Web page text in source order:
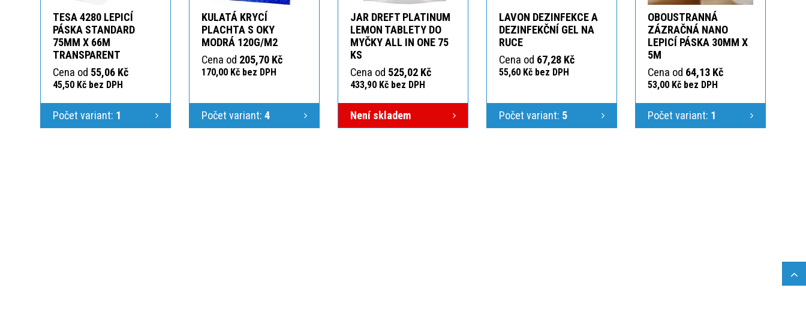
TESA 4280 LEPICÍ
PÁSKA STANDARD
75MM X 66M
TRANSPARENT
Cena od 55,06 Kč
45,50 Kč bez DPH
Počet variant: 1
KULATÁ KRYCÍ
PLACHTA S OKY
MODRÁ 120G/M2
Cena od 205,70 Kč
170,00 Kč bez DPH
Počet variant: 4
JAR DREFT PLATINUM
LEMON TABLETY DO
MYČKY ALL IN ONE 75
KS
Cena od 525,02 Kč
433,90 Kč bez DPH
Není skladem
LAVON DEZINFEKCE A
DEZINFEKČNÍ GEL NA
RUCE
Cena od 67,28 Kč
55,60 Kč bez DPH
Počet variant: 5
OBOUSTRANNÁ
ZÁZRAČNÁ NANO
LEPICÍ PÁSKA 30MM X
5M
Cena od 64,13 Kč
53,00 Kč bez DPH
Počet variant: 1